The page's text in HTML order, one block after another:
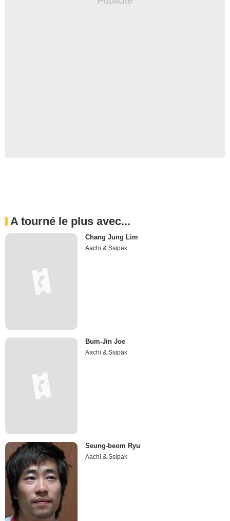
A tourné le plus avec...
Chang Jung Lim
Aachi & Ssipak
Bum-Jin Joe
Aachi & Ssipak
Seung-beom Ryu
Aachi & Ssipak